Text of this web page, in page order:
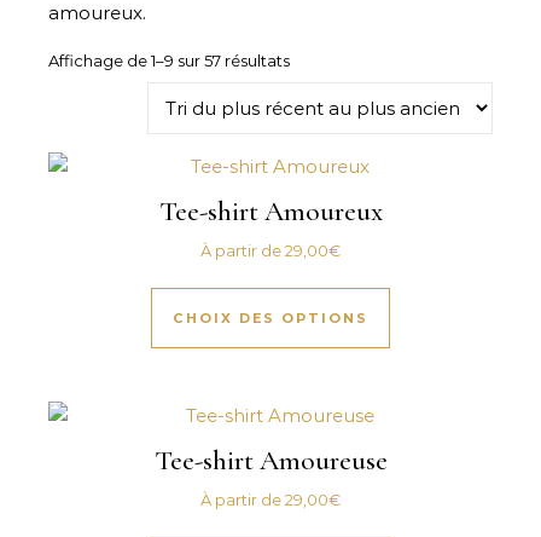
amoureux.
Affichage de 1–9 sur 57 résultatsTrié du plus récent au plus
Tee-shirt Amoureux
À partir de29,00€
CHOIX DES OPTIONS
Ce produit a
Tee-shirt Amoureuse
À partir de29,00€